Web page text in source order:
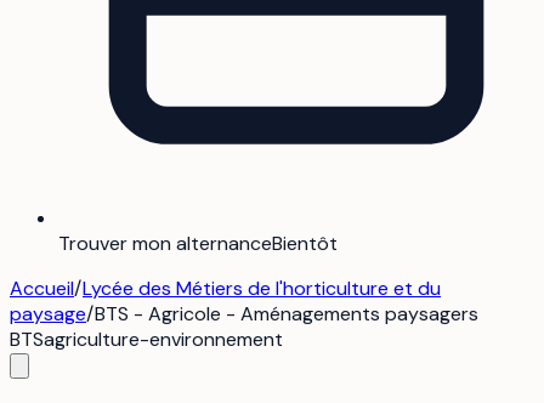
Trouver mon alternanceBientôt
Accueil/Lycée des Métiers de l'horticulture et du
paysage/BTS - Agricole - Aménagements paysagers
BTSagriculture-environnement